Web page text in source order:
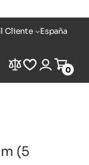
Cliente España
Compare
Wishlist
Login
Cart
0
(5